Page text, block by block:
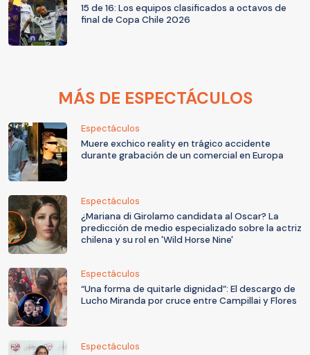
15 de 16: Los equipos clasificados a octavos de
final de Copa Chile 2026
MÁS DE ESPECTÁCULOS
Espectáculos
Muere exchico reality en trágico accidente
durante grabación de un comercial en Europa
Espectáculos
¿Mariana di Girolamo candidata al Oscar? La
predicción de medio especializado sobre la actriz
chilena y su rol en 'Wild Horse Nine'
Espectáculos
“Una forma de quitarle dignidad”: El descargo de
Lucho Miranda por cruce entre Campillai y Flores
Espectáculos